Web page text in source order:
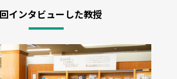
インタビューした教授